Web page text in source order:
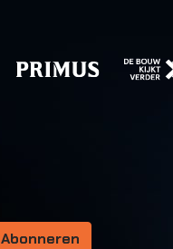
Abonneren